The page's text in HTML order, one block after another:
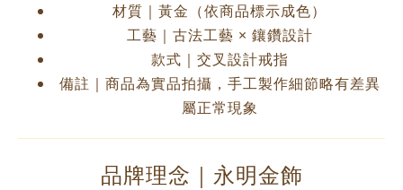
材質｜黃金（依商品標示成色）
工藝｜古法工藝 × 鑲鑽設計
款式｜交叉設計戒指
備註｜商品為實品拍攝，手工製作細節略有差異
屬正常現象
品牌理念｜永明金飾